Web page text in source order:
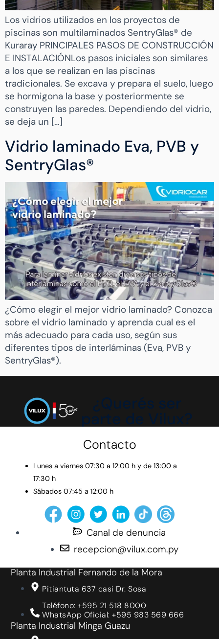
Los vidrios utilizados en los proyectos de
piscinas son multilaminados SentryGlas® de
Kuraray PRINCIPALES PASOS DE CONSTRUCCIÓN
E INSTALACIÓNLos pasos iniciales son similares
a los que se realizan en las piscinas
tradicionales. Se excava y prepara el suelo, luego
se hormigona la base y posteriormente se
construyen las paredes. Dependiendo del vidrio,
se deja un […]
Vidrio laminado Eva, PVB y
SentryGlas®
¿Cómo elegir el mejor vidrio laminado? Conozca
sobre el vidrio laminado y aprenda cual es el
más adecuado para cada uso, según sus
diferentes tipos de interláminas (Eva, PVB y
SentryGlas®).
¿Querés ser
parte de Vilux?
Contacto
Lunes a viernes 07:30 a 12:00 h y de 13:00 a
17:30 h
Sábados 07:45 a 12:00 h
Canal de denuncia
recepcion@vilux.com.py
Planta Industrial Fernando de la Mora
Pitiantuta 637 casi Dr. Sosa
Teléfono: +595 21 518 8000
WhatsApp Oficial: +595 983 569 666
Planta Industrial Minga Guazu